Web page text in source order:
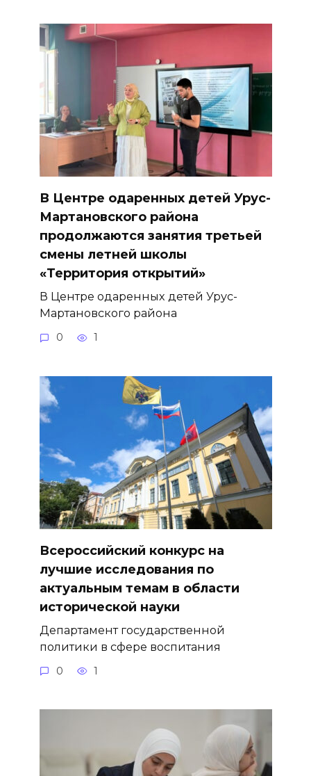
В Центре одаренных детей Урус-
Мартановского района
продолжаются занятия третьей
смены летней школы
«Территория открытий»
В Центре одаренных детей Урус-
Мартановского района
0 1
Всероссийский конкурс на
лучшие исследования по
актуальным темам в области
исторической науки
Департамент государственной
политики в сфере воспитания
0 1